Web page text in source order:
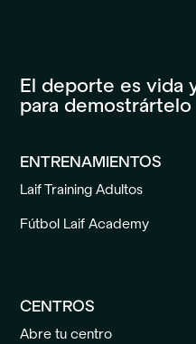
El deporte es vida
para demostrártelo
ENTRENAMIENTOS
Laif Training Adultos
Fútbol Laif Academy
CENTROS
Abre tu centro